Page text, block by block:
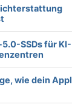
5.0-SSDs für
wie dein